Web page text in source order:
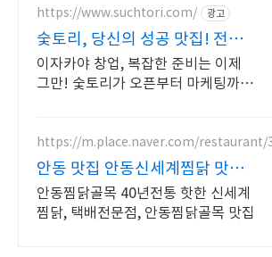
https://www.suchtori.com/ 광고
숯토리, 당신의 성공 맛집! 전지
점 365일 만석!
이자카야 창업, 복잡한 준비는 이제
그만! 숯토리가 오픈부터 마케팅까지
창업은 당신의 것!
https://m.place.naver.com/restaurant/
안동 맛집 안동신세계찜닭 맛있
는녀석들 치킨랩소디 방영
안동찜닭골목 40년전통 핫한 신세계
찜닭, 택배전문점, 안동찜닭골목 맛집